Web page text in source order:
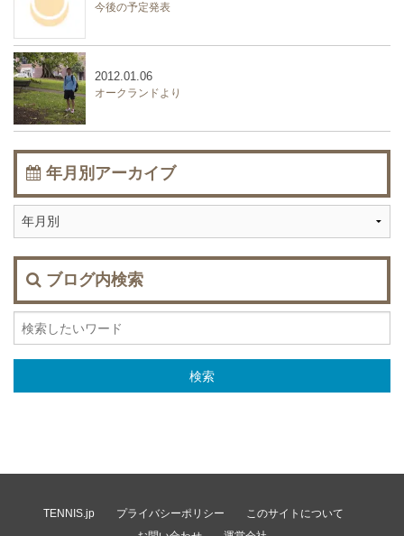
今後の予定発表
オークランドより
2012.01.06
年月別アーカイブ
ブログ内検索
TENNIS.jp プライバシーポリシー
このサイトについて